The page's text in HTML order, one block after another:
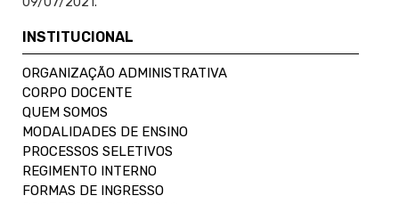
INSTITUCIONAL
ORGANIZAÇÃO ADMINISTRATIVA
CORPO DOCENTE
QUEM SOMOS
MODALIDADES DE ENSINO
PROCESSOS SELETIVOS
REGIMENTO INTERNO
FORMAS DE INGRESSO